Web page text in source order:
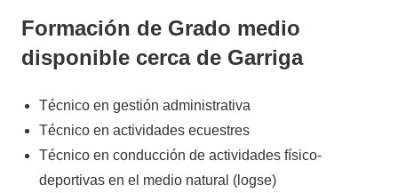
Formación de Grado medio
disponible cerca de Garriga
Técnico en gestión administrativa
Técnico en actividades ecuestres
Técnico en conducción de actividades físico-
deportivas en el medio natural (logse)